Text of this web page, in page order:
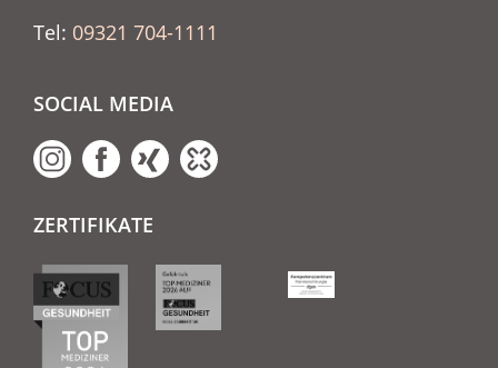
Tel: 09321 704-1111
SOCIAL MEDIA
ZERTIFIKATE